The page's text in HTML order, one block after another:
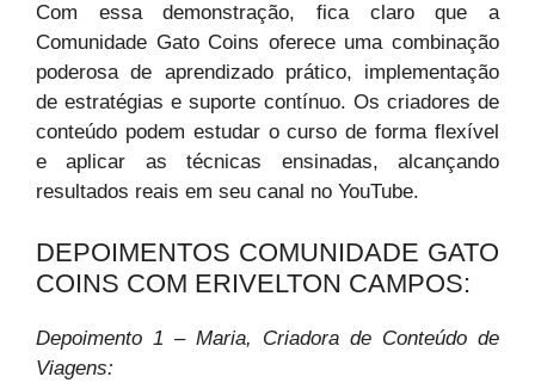
Com essa demonstração, fica claro que a
Comunidade Gato Coins oferece uma combinação
poderosa de aprendizado prático, implementação
de estratégias e suporte contínuo. Os criadores de
conteúdo podem estudar o curso de forma flexível
e aplicar as técnicas ensinadas, alcançando
resultados reais em seu canal no YouTube.
DEPOIMENTOS COMUNIDADE GATO
COINS COM ERIVELTON CAMPOS:
Depoimento 1 – Maria, Criadora de Conteúdo de
Viagens: